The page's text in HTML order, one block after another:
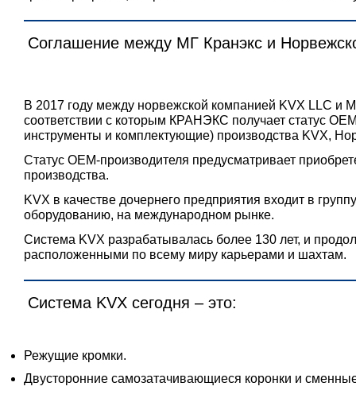
Соглашение между МГ Кранэкс и
В 2017 году между норвежской компанией KVX LLC
соответствии с которым КРАНЭКС получает статус
инструменты и комплектующие) производства KVX,
Статус OEM-производителя предусматривает
производства.
KVX в качестве дочернего предприятия входит в
оборудованию, на международном рынке.
Система KVX разрабатывалась более 130 лет, и
расположенными по всему миру карьерами и шахтам.
Система KVX сегодня – это:
Режущие кромки.
Двусторонние самозатачивающиеся коронки и